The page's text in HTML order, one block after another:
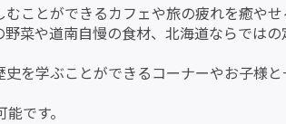
ことができるカフェや旅の疲れを癒やせ
菜や道南自慢の食材、北海道ならではの
を学ぶことができるコーナーやお子様と
です。